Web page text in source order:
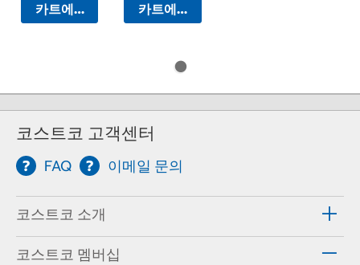
카트에 담기 카트에 담기
코스트코 고객센터
FAQ 이메일 문의
코스트코 소개
코스트코 멤버십